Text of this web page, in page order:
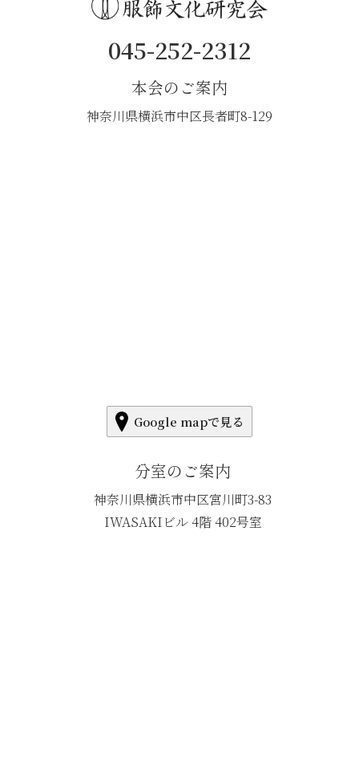
045-252-2312
本会のご案内
神奈川県横浜市中区長者町8-129
Google mapで見る
分室のご案内
神奈川県横浜市中区宮川町3-83
IWASAKIビル 4階 402号室